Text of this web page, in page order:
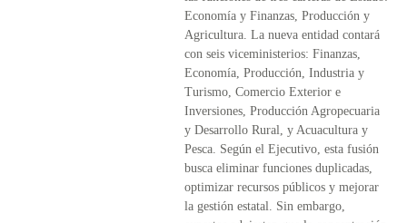
Economía y Finanzas, Producción y
Agricultura. La nueva entidad contará
con seis viceministerios: Finanzas,
Economía, Producción, Industria y
Turismo, Comercio Exterior e
Inversiones, Producción Agropecuaria
y Desarrollo Rural, y Acuacultura y
Pesca. Según el Ejecutivo, esta fusión
busca eliminar funciones duplicadas,
optimizar recursos públicos y mejorar
la gestión estatal. Sin embargo,